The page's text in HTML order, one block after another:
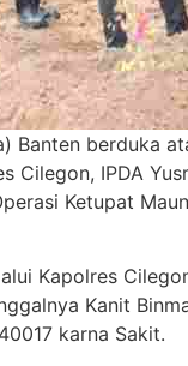
Banten berduka
Cilegon, IPDA
Ketupat
Kapolres
Kanit
karna Sakit.